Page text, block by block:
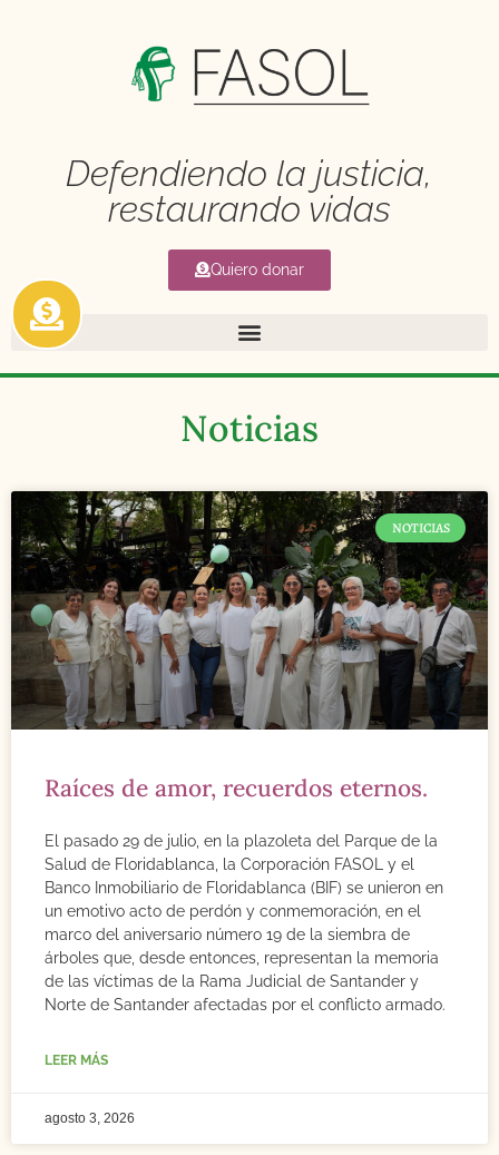
Defendiendo la justicia,
restaurando vidas
Quiero donar
Noticias
NOTICIAS
Raíces de amor, recuerdos eternos.
El pasado 29 de julio, en la plazoleta del Parque de la
Salud de Floridablanca, la Corporación FASOL y el
Banco Inmobiliario de Floridablanca (BIF) se unieron en
un emotivo acto de perdón y conmemoración, en el
marco del aniversario número 19 de la siembra de
árboles que, desde entonces, representan la memoria
de las víctimas de la Rama Judicial de Santander y
Norte de Santander afectadas por el conflicto armado.
LEER MÁS
agosto 3, 2026